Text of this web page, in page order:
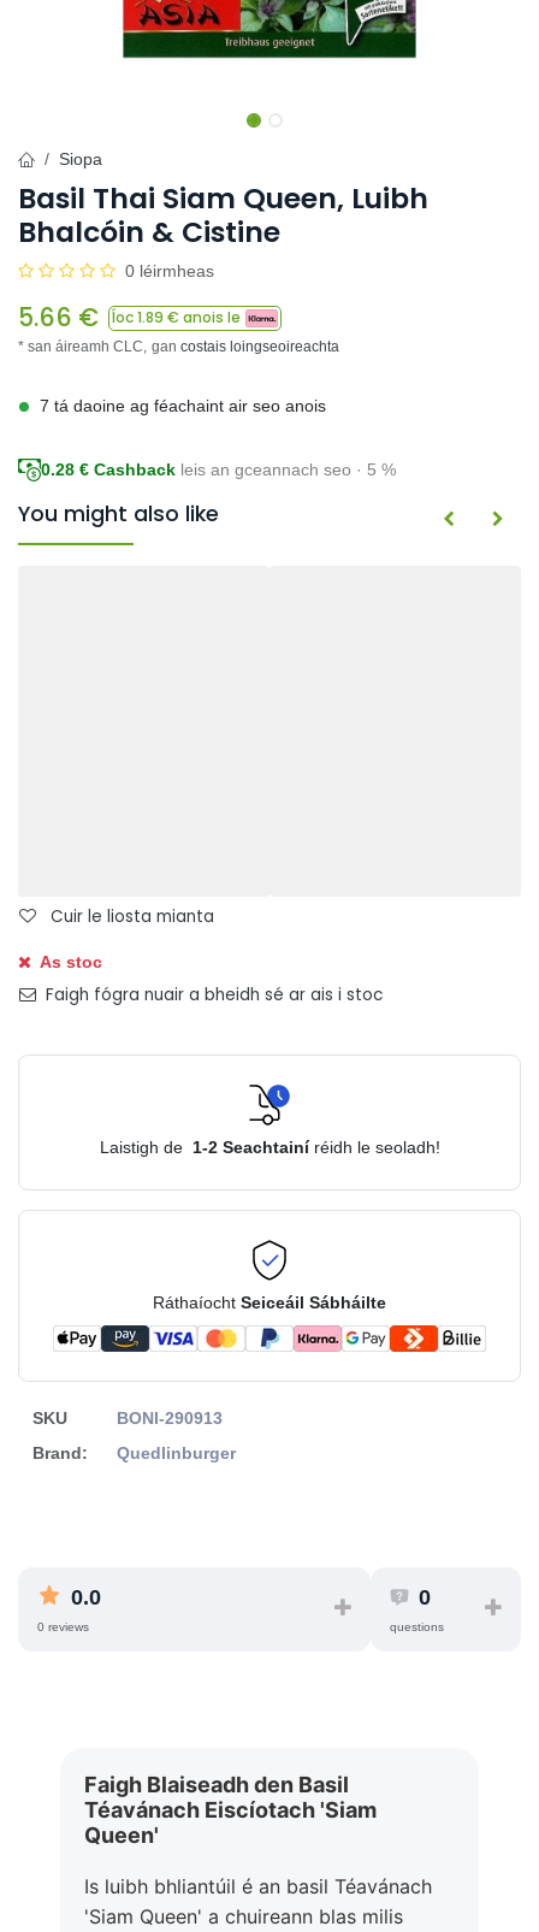
Siopa
Basil Thai Siam Queen, Luibh
Bhalcóin & Cistine
0 léirmheas
5.66 € Íoc1.89 € anois le
* san áireamh CLC, gan costais loingseoireachta
7 tá daoine ag féachaint air seo anois
0.28 € Cashback leis an gceannach seo · 5 %
You might also like
Cuir le liosta mianta
As stoc
Faigh fógra nuair a bheidh sé ar ais i stoc
Laistigh de 1-2 Seachtainí réidh le seoladh!
Ráthaíocht Seiceáil Sábháilte
SKU
BONI-290913
Brand:
Quedlinburger
0.0
0 reviews
0
questions
Faigh Blaiseadh den Basil
Téavánach Eiscíotach 'Siam
Queen'
Is luibh bhliantúil é an basil Téavánach
'Siam Queen' a chuireann blas milis